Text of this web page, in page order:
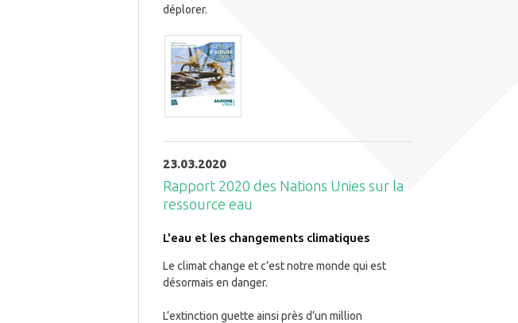
déplorer.
23.03.2020
Rapport 2020 des Nations Unies sur la
ressource eau
L'eau et les changements climatiques
Le climat change et c’est notre monde qui est
désormais en danger.
L’extinction guette ainsi près d’un million